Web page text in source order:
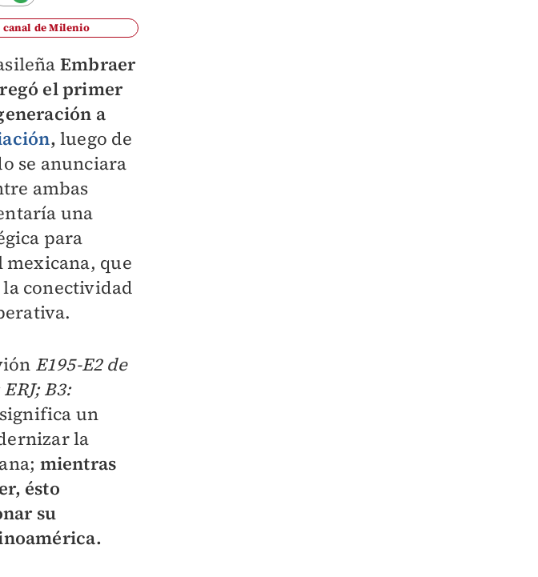
canal de Milenio
Embraer
el primer
a
, luego de
se anunciara
ambas
una
para
mexicana, que
conectividad
E195-E2 de
B3:
un
la
mientras
ésto
su